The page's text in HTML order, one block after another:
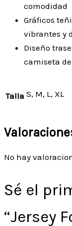
comodidad
Gráficos
vibrantes y
Diseño
camiseta
Talla S, M, L, XL
No hay
Sé el
“Jersey